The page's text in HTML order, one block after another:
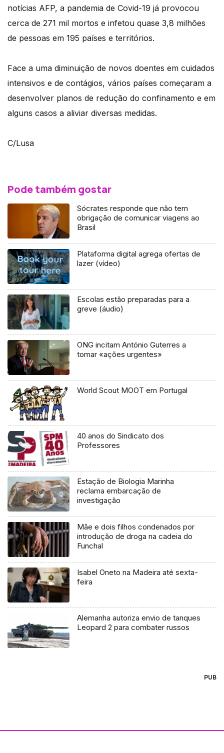
notícias AFP, a pandemia de Covid-19 já provocou
cerca de 271 mil mortos e infetou quase 3,8 milhões
de pessoas em 195 países e territórios.
Face a uma diminuição de novos doentes em cuidados
intensivos e de contágios, vários países começaram a
desenvolver planos de redução do confinamento e em
alguns casos a aliviar diversas medidas.
C/Lusa
Pode também gostar
Sócrates responde que não tem
obrigação de comunicar viagens ao
Brasil
Plataforma digital agrega ofertas de
lazer (vídeo)
Escolas estão preparadas para a
greve (áudio)
ONG incitam António Guterres a
tomar «ações urgentes»
World Scout MOOT em Portugal
40 anos do Sindicato dos
Professores
Estação de Biologia Marinha
reclama embarcação de
investigação
Mãe e dois filhos condenados por
introdução de droga na cadeia do
Funchal
Isabel Oneto na Madeira até sexta-
feira
Alemanha autoriza envio de tanques
Leopard 2 para combater russos
PUB